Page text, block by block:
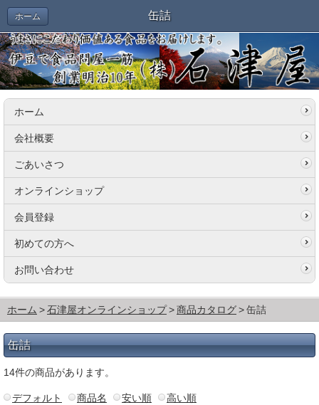
缶詰
ホーム
ホーム
会社概要
ごあいさつ
オンラインショップ
会員登録
初めての方へ
お問い合わせ
ホーム 石津屋オンラインショップ 商品カタログ 缶詰
缶詰
14件の商品があります。
デフォルト 商品名 安い順 高い順